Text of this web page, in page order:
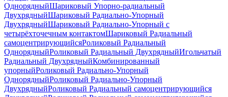
ОднорядныйШариковый Упорно-радиальный
ДвухрядныйШариковый Радиально-Упорный
ДвухрядныйШариковый Радиально-Упорный с
четырёхточечным контактомШариковый Радиальный
самоцентрирующийсяРоликовый Радиальный
ОднорядныйРоликовый Радиальный ДвухрядныйИгольчатый
Радиальный ДвухрядныйКомбинированный
упорныйРоликовый Радиально-Упорный
ОднорядныйРоликовый Радиально-Упорный
ДвухрядныйРоликовый Радиальный самоцентрирующийся